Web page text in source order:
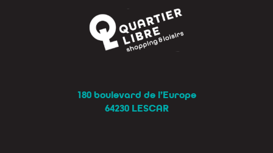
180 boulevard de l’Europe
64230 LESCAR